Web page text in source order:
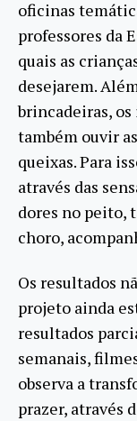
oficinas
professores da
quais as
desejarem.
brincadeiras,
também ouvir
queixas. Para
através das
dores no peito,
choro,
Os resultados
projeto ainda
resultados
semanais,
observa a
prazer, através